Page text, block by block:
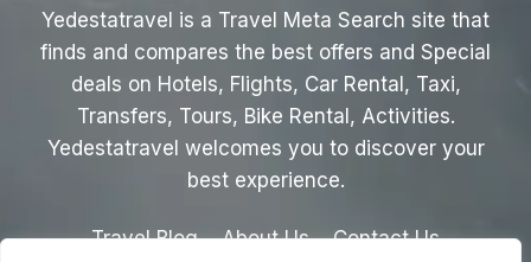
Yedestatravel is a Travel Meta Search site that
finds and compares the best offers and Special
deals on Hotels, Flights, Car Rental, Taxi,
Transfers, Tours, Bike Rental, Activities.
Yedestatravel welcomes you to discover your
best experience.
Travel Blog About Us Contact Us